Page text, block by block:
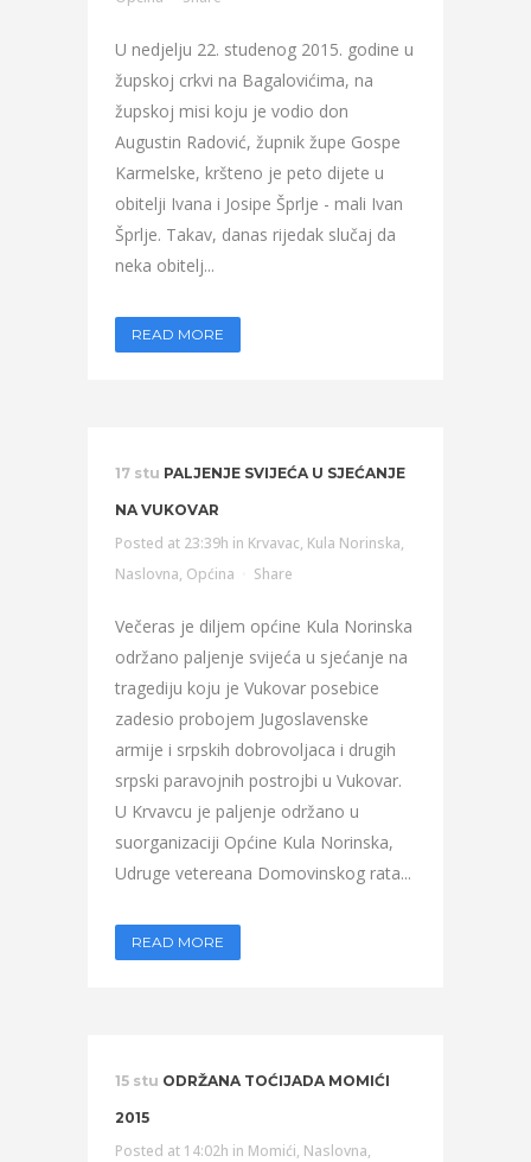
U nedjelju 22. studenog 2015. godine u
župskoj crkvi na Bagalovićima, na
župskoj misi koju je vodio don
Augustin Radović, župnik župe Gospe
Karmelske, kršteno je peto dijete u
obitelji Ivana i Josipe Šprlje - mali Ivan
Šprlje. Takav, danas rijedak slučaj da
neka obitelj...
READ MORE
17 stu PALJENJE SVIJEĆA U SJEĆANJE
NA VUKOVAR
Posted at 23:39h in Krvavac, Kula Norinska,
Naslovna, Općina Share
Večeras je diljem općine Kula Norinska
održano paljenje svijeća u sjećanje na
tragediju koju je Vukovar posebice
zadesio probojem Jugoslavenske
armije i srpskih dobrovoljaca i drugih
srpski paravojnih postrojbi u Vukovar.
U Krvavcu je paljenje održano u
suorganizaciji Općine Kula Norinska,
Udruge vetereana Domovinskog rata...
READ MORE
15 stu ODRŽANA TOĆIJADA MOMIĆI
2015
Posted at 14:02h in Momići, Naslovna,